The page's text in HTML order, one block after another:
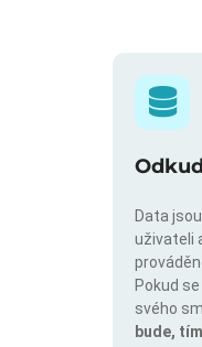
Data
uživateli
Pokud
svého
bude,